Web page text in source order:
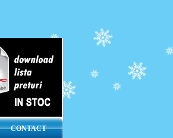
CONTACT